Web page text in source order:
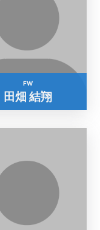
FW
田畑 結翔